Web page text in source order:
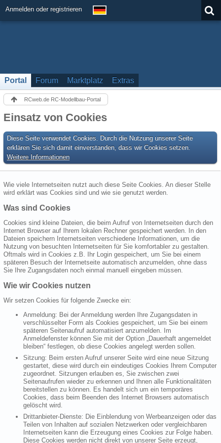
Anmelden oder registrieren
Portal Forum Marktplatz Extras
RCweb.de RC-Modellbau-Portal
Einsatz von Cookies
Diese Seite verwendet Cookies. Durch die Nutzung unserer Seite
erklären Sie sich damit einverstanden, dass wir Cookies setzen.
Weitere Informationen
Wie viele Internetseiten nutzt auch diese Seite Cookies. An dieser Stelle
wird erklärt was Cookies sind und wie sie genutzt werden.
Was sind Cookies
Cookies sind kleine Dateien, die beim Aufruf von Internetseiten durch den
Internet Browser auf Ihrem lokalen Rechner gespeichert werden. In den
Dateien speichern Internetseiten verschiedene Informationen, um die
Nutzung von besuchten Internetseiten für Sie komfortabler zu gestalten.
Oftmals wird in Cookies z.B. Ihr Login gespeichert, um Sie bei einem
späteren Besuch der Internetseite automatisch anzumelden, ohne dass
Sie Ihre Zugangsdaten noch einmal manuell eingeben müssen.
Wie wir Cookies nutzen
Wir setzen Cookies für folgende Zwecke ein:
Anmeldung: Bei der Anmeldung werden Ihre Zugangsdaten in
verschlüsselter Form als Cookies gespeichert, um Sie bei einem
späteren Seitenaufruf automatisiert anzumelden. Im
Anmeldefenster können Sie mit der Option „Dauerhaft angemeldet
bleiben“ festlegen, ob diese Cookies angelegt werden sollen.
Sitzung: Beim ersten Aufruf unserer Seite wird eine neue Sitzung
gestartet, diese wird durch ein eindeutiges Cookies Ihrem Computer
zugeordnet. Sitzungen erlauben es, Sie zwischen zwei
Seitenaufrufen wieder zu erkennen und Ihnen alle Funktionalitäten
bereitstellen zu können. Es handelt sich um ein temporäres
Cookies, dass beim Beenden des Internet Browsers automatisch
gelöscht wird.
Drittanbieter-Dienste: Die Einblendung von Werbeanzeigen oder das
Teilen von Inhalten auf sozialen Netzwerken oder vergleichbaren
Internetseiten kann die Erzeugung eines Cookies zur Folge haben.
Diese Cookies werden nicht direkt von unserer Seite erzeugt,